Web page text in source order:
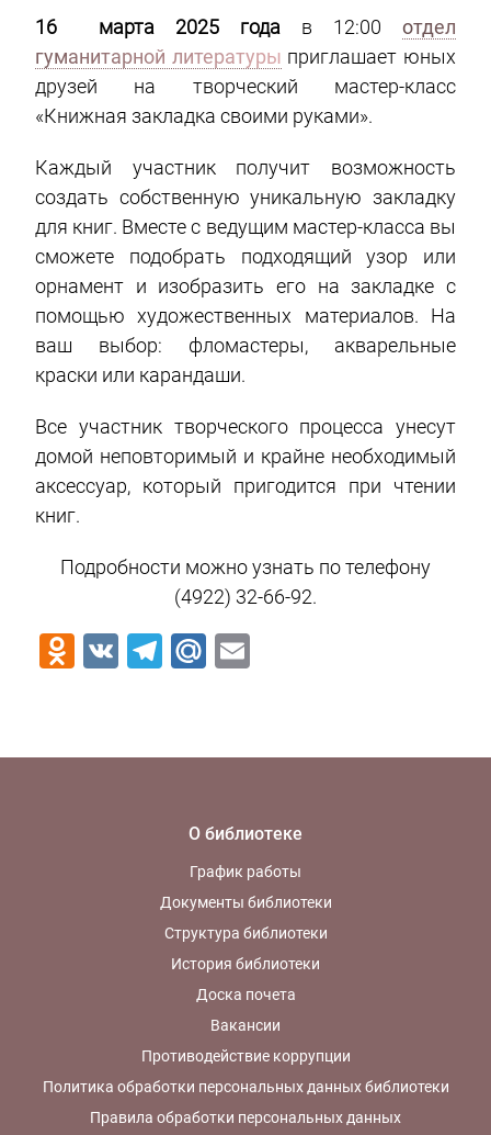
16 марта 2025 годав 12:00 отдел
гуманитарной литературы приглашает юных
друзей на творческий мастер-класс
«Книжная закладка своими руками».
Каждый участник получит возможность
создать собственную уникальную закладку
для книг. Вместе с ведущим мастер-класса вы
сможете подобрать подходящий узор или
орнамент и изобразить его на закладке с
помощью художественных материалов. На
ваш выбор: фломастеры, акварельные
краски или карандаши.
Все участник творческого процесса унесут
домой неповторимый и крайне необходимый
аксессуар, который пригодится при чтении
книг.
Подробности можно узнать по телефону
(4922) 32-66-92.
Odnoklassniki
VK Telegram
Mail.Ru
О библиотеке
График работы
Документы библиотеки
Структура библиотеки
История библиотеки
Доска почета
Вакансии
Противодействие коррупции
Политика обработки персональных данных библиотеки
Правила обработки персональных данных